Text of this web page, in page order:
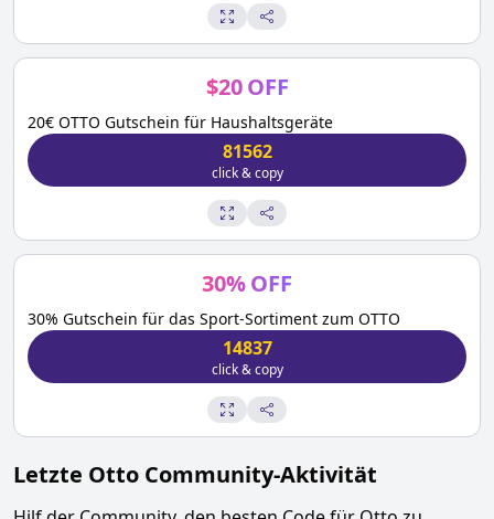
$20 OFF
20€ OTTO Gutschein für Haushaltsgeräte
81562
click & copy
30%OFF
30% Gutschein für das Sport-Sortiment zum OTTO
14837
click & copy
Letzte Otto Community-Aktivität